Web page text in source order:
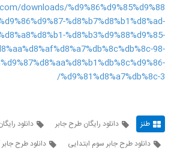
downloads/%d9%86%d9%85%d9%88
%d8%b7%d8%b1%d8%ad-
%d8%b3%d9%88%d9%85-
98-
%d9%81%d8%a7%db%8c-3/
طنز دانلود رایگان طرح جابر
دانلود
دانلود طرح جابر سوم ابتدایی
دانلود طرح